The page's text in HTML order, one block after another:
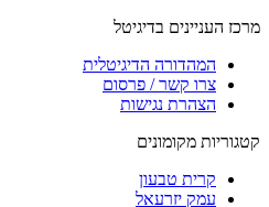
מרכז העניינים בדיגיטל
המהדורה הדיגיטלית
צרו קשר / פרסום
הצהרת נגישות
קטגוריות מקומונים
קרית טבעון
עמק יזרעאל